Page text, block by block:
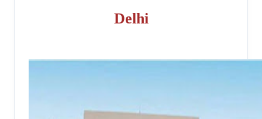
Delhi